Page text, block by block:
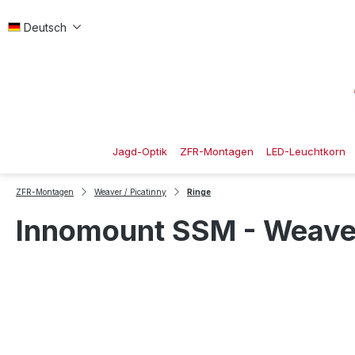
Deutsch
Jagd-Optik ZFR-Montagen LED-Leuchtkorn
ZFR-Montagen Weaver / Picatinny Ringe
Innomount SSM -